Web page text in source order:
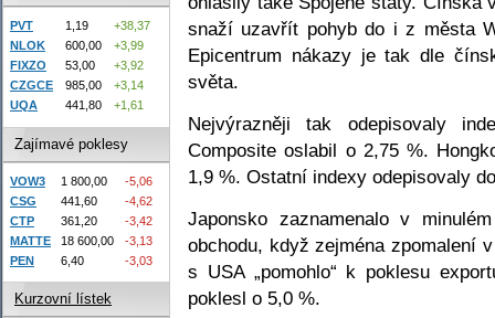
snaží uzavřít pohyb do i z města
Epicentrum nákazy je tak dle
světa.
Nejvýrazněji tak odepisovaly
Composite oslabil o 2,75 %.
1,9 %. Ostatní indexy odepisovaly
Japonsko zaznamenalo v
obchodu, když zejména zpomalení
s USA „pomohlo“ k poklesu
poklesl o 5,0 %.
PVT 1,19
+38,37
NLOK
600,00
+3,99
FIXZO
53,00
+3,92
CZGCE
985,00
+3,14
UQA
441,80 +1,61
Zajímavé poklesy
VOW3 1 800,00
-5,06
CSG
441,60
-4,62
CTP
361,20
-3,42
MATTE
18 600,00
-3,13
PEN
6,40 -3,03
Kurzovní lístek